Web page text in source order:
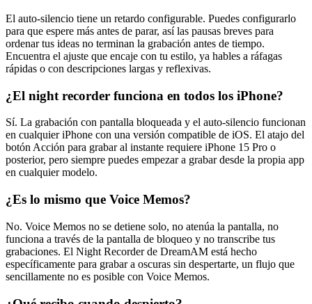
El auto-silencio tiene un retardo configurable. Puedes configurarlo
para que espere más antes de parar, así las pausas breves para
ordenar tus ideas no terminan la grabación antes de tiempo.
Encuentra el ajuste que encaje con tu estilo, ya hables a ráfagas
rápidas o con descripciones largas y reflexivas.
¿El night recorder funciona en todos los iPhone?
Sí. La grabación con pantalla bloqueada y el auto-silencio funcionan
en cualquier iPhone con una versión compatible de iOS. El atajo del
botón Acción para grabar al instante requiere iPhone 15 Pro o
posterior, pero siempre puedes empezar a grabar desde la propia app
en cualquier modelo.
¿Es lo mismo que Voice Memos?
No. Voice Memos no se detiene solo, no atenúa la pantalla, no
funciona a través de la pantalla de bloqueo y no transcribe tus
grabaciones. El Night Recorder de DreamAM está hecho
específicamente para grabar a oscuras sin despertarte, un flujo que
sencillamente no es posible con Voice Memos.